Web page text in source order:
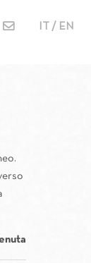
IT / EN